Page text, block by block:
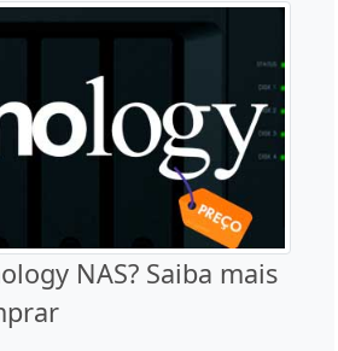
NAS? Saiba mais